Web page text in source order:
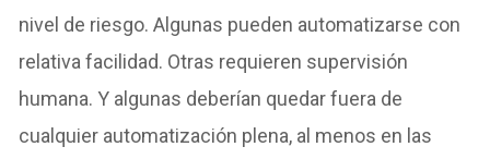
nivel de riesgo. Algunas pueden automatizarse con
relativa facilidad. Otras requieren supervisión
humana. Y algunas deberían quedar fuera de
cualquier automatización plena, al menos en las